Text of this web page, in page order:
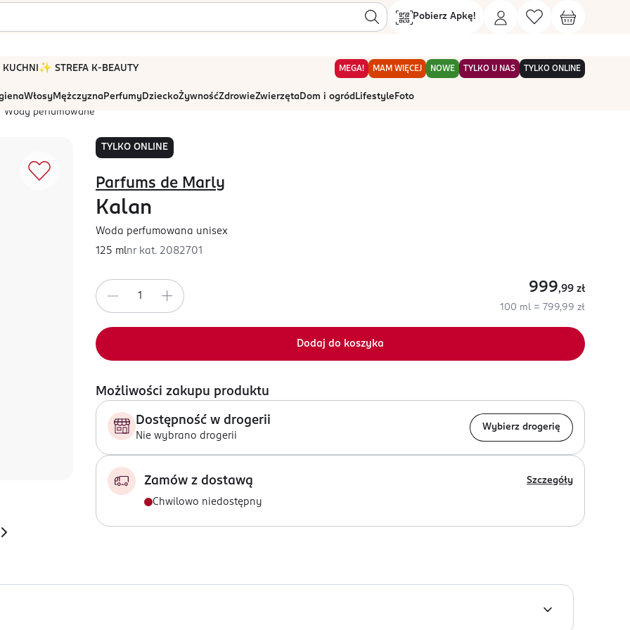
Pobierz Apkę!
KUCHNI ✨ STREFA K-BEAUTY MEGA! MAM WIĘCEJ NOWE TYLKO U NAS TYLKO ONLINE
WłosyMężczyznaPerfumyDzieckoŻywnośćZdrowieZwierzętaDom i ogród Lifestyle Foto
Wody perfumowane
TYLKO ONLINE
Parfums de Marly
Kalan
Woda perfumowana unisex
125 mlnr kat. 2082701
999,99 zł
100 ml = 799,99 zł
Dodaj do koszyka
Możliwości zakupu produktu
Dostępność w drogerii
Nie wybrano drogerii
Wybierz drogerię
Zamów z dostawą Szczegóły
Chwilowo niedostępny